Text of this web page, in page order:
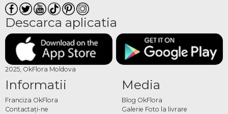
Descarca aplicatia
2025, OkFlora Moldova
Informatii
Franciza OkFlora
Contactaţi-ne
Media
Blog OkFlora
Galerie Foto la livrare